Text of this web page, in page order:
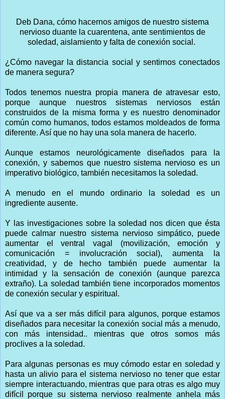
Deb Dana, cómo hacernos amigos de nuestro sistema
nervioso duante la cuarentena, ante sentimientos de
soledad, aislamiento y falta de conexión social.
¿Cómo navegar la distancia social y sentirnos conectados
de manera segura?
Todos tenemos nuestra propia manera de atravesar esto,
porque aunque nuestros sistemas nerviosos están
construidos de la misma forma y es nuestro denominador
común como humanos, todos estamos moldeados de forma
diferente. Así que no hay una sola manera de hacerlo.
Aunque estamos neurológicamente diseñados para la
conexión, y sabemos que nuestro sistema nervioso es un
imperativo biológico, también necesitamos la soledad.
A menudo en el mundo ordinario la soledad es un
ingrediente ausente.
Y las investigaciones sobre la soledad nos dicen que ésta
puede calmar nuestro sistema nervioso simpático, puede
aumentar el ventral vagal (movilización, emoción y
comunicación = involucración social), aumenta la
creatividad, y de hecho también puede aumentar la
intimidad y la sensación de conexión (aunque parezca
extraño). La soledad también tiene incorporados momentos
de conexión secular y espiritual.
Así que va a ser más difícil para algunos, porque estamos
diseñados para necesitar la conexión social más a menudo,
con más intensidad.. mientras que otros somos más
proclives a la soledad.
Para algunas personas es muy cómodo estar en soledad y
hasta un alivio para el sistema nervioso no tener que estar
siempre interactuando, mientras que para otras es algo muy
difícil porque su sistema nervioso realmente anhela más